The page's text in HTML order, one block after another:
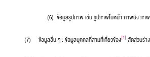
(6) ข้อมูลรูปภาพ เช่น รูปภาพใบหน้า ภาพนิ่ง ภาพเค
(7) ข้อมูลอื่น ๆ : ข้อมูลบุคคลที่สามที่เกี่ยวข้อง[1] สัดส่วนร่า